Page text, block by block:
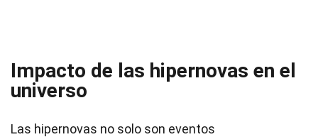
Impacto de las hipernovas en el
universo
Las hipernovas no solo son eventos